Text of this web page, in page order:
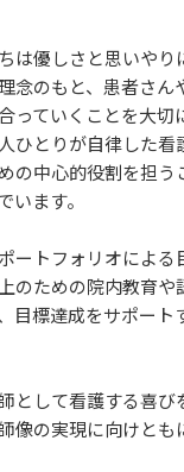
は優しさと思いやり
念のもと、患者さん
っていくことを大切
ひとりが自律した看
の中心的役割を担う
います。
ートフォリオによる
のための院内教育や
目標達成をサポート
として看護する喜び
像の実現に向けとも